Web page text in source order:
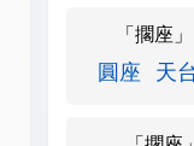
「擱座
圓座 天